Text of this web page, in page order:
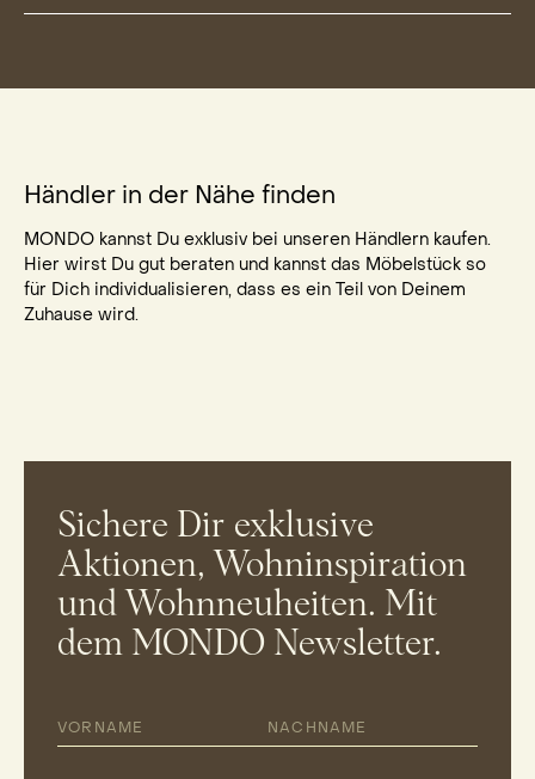
Händler in der Nähe finden
MONDO kannst Du exklusiv bei unseren Händlern kaufen.
Hier wirst Du gut beraten und kannst das Möbelstück so
für Dich individualisieren, dass es ein Teil von Deinem
Zuhause wird.
Sichere Dir exklusive
Aktionen, Wohninspiration
und Wohnneuheiten. Mit
dem MONDO Newsletter.